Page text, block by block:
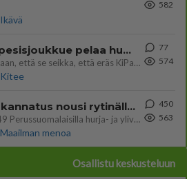
Ikävä
582
Kiteen Pallon superpesisjoukkue pelaa huumeiden vaikutuksen alaisena
Huumerikos. Yleisesti uskotaan, että se seikka, että eräs KiPan pelaaja kärähtää huumeista, on vain jäävuoren huippu. M
Kitee
77
574
Perussuomalaisten kannatus nousi rytinällä Ylen tänään julkaisemassa tuoreimmassa gallup-kyselyssä.
https://yle.fi/a/74-20239449 Perussuomalaisilla hurja- ja ylivoimaisesti suurin nousu tässä uudessa Ylen gallupissa. Kyl
Maailman menoa
450
563
Osallistu keskusteluun